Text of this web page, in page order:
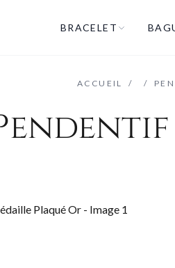
BRACELET
ACCUEIL / /